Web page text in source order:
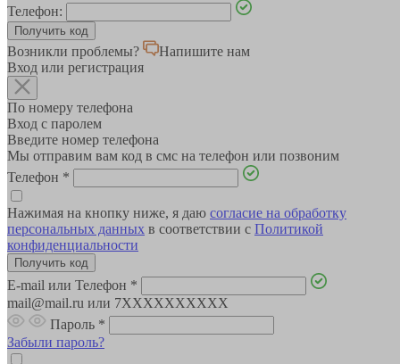
Телефон:
Возникли проблемы?
Напишите нам
Вход или регистрация
По номеру телефона
Вход с паролем
Введите номер телефона
Мы отправим вам код в смс на телефон или позвоним
Телефон *
Нажимая на кнопку ниже, я даю согласие на обработку
персональных данных в соответствии с Политикой
конфиденциальности
E-mail или Телефон *
mail@mail.ru или 7XXXXXXXXXX
Пароль *
Забыли пароль?